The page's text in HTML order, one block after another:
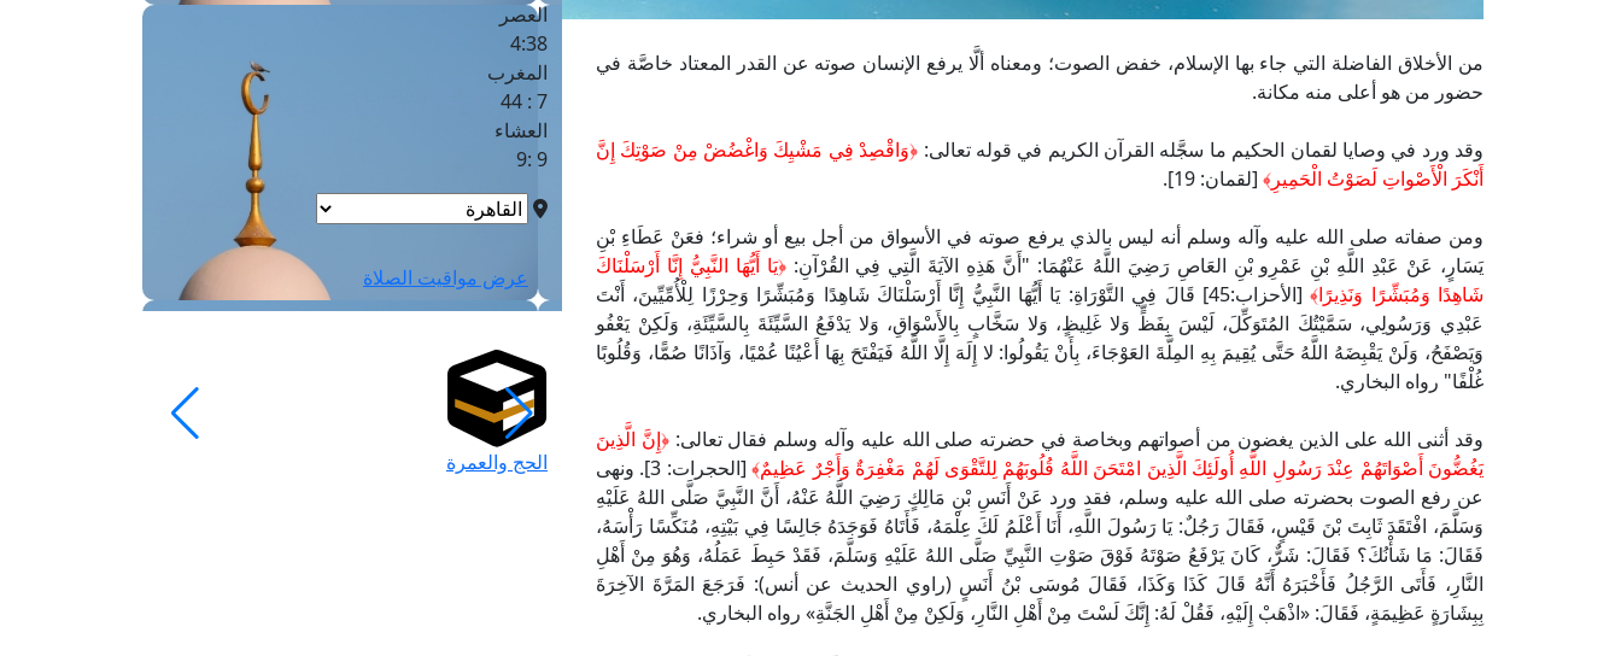
من الأخلاق الفاضلة التي جاء بها الإسلام، خفض الصوت؛ ومعناه ألَّا يرفع الإنسان صوته عن القدر المعتاد خاصَّة في
حضور من هو أعلى منه مكانة.
وقد ورد في وصايا لقمان الحكيم ما سجَّله القرآن الكريم في قوله تعالى: ﴿وَاقْصِدْ فِي مَشْيِكَ وَاغْضُضْ مِنْ صَوْتِكَ إِنَّ
أَنْكَرَ الْأَصْواتِ لَصَوْتُ الْحَمِيرِ﴾ [لقمان: 19].
ومن صفاته صلى الله عليه وآله وسلم أنه ليس بالذي يرفع صوته في الأسواق من أجل بيع أو شراء؛ فعَنْ عَطَاءِ بْنِ
يَسَارٍ، عَنْ عَبْدِ اللَّهِ بْنِ عَمْرِو بْنِ العَاصِ رَضِيَ اللَّهُ عَنْهُمَا: "أَنَّ هَذِهِ الآيَةَ الَّتِي فِي القُرْآنِ:﴿يَا أَيُّهَا النَّبِيُّ إِنَّا أَرْسَلْنَاكَ
شَاهِدًا وَمُبَشِّرًا وَنَذِيرًا﴾
[الأحزاب:45] قَالَ فِي التَّوْرَاةِ: يَا أَيُّهَا النَّبِيُّ إِنَّا أَرْسَلْنَاكَ شَاهِدًا وَمُبَشِّرًا وَحِرْزًا لِلْأُمِّيِّينَ، أَنْتَ
عَبْدِي وَرَسُولِي، سَمَّيْتُكَ المُتَوَكِّلَ، لَيْسَ بِفَظٍّ وَلا غَلِيظٍ، وَلا سَخَّابٍ بِالأَسْوَاقِ، وَلا يَدْفَعُ السَّيِّئَةَ بِالسَّيِّئَةِ، وَلَكِنْ يَعْفُو
وَيَصْفَحُ، وَلَنْ يَقْبِضَهُ اللَّهُ حَتَّى يُقِيمَ بِهِ المِلَّةَ العَوْجَاءَ، بِأَنْ يَقُولُوا: لا إِلَهَ إِلَّا اللَّهُ فَيَفْتَحَ بِهَا أَعْيُنًا عُمْيًا، وَآذَانًا صُمًّا، وَقُلُوبًا
غُلْفًا" رواه البخاري.
وقد أثنى الله على الذين يغضون من أصواتهم وبخاصة في حضرته صلى الله عليه وآله وسلم فقال تعالى:﴿إِنَّ الَّذِينَ
يَغُضُّونَ أَصْوَاتَهُمْ عِنْدَ رَسُولِ اللَّهِ أُولَئِكَ الَّذِينَ امْتَحَنَ اللَّهُ قُلُوبَهُمْ لِلتَّقْوَى لَهُمْ مَغْفِرَةٌ وَأَجْرٌ عَظِيمٌ﴾
[الحجرات: 3]. ونهى
عن رفع الصوت بحضرته صلى الله عليه وسلم، فقد ورد عَنْ أَنَسِ بْنِ مَالِكٍ رَضِيَ اللَّهُ عَنْهُ، أَنَّ النَّبِيَّ صَلَّى اللهُ عَلَيْهِ
وَسَلَّمَ، افْتَقَدَ ثَابِتَ بْنَ قَيْسٍ، فَقَالَ رَجُلٌ: يَا رَسُولَ اللَّهِ، أَنَا أَعْلَمُ لَكَ عِلْمَهُ، فَأَتَاهُ فَوَجَدَهُ جَالِسًا فِي بَيْتِهِ، مُنَكِّسًا رَأْسَهُ،
فَقَالَ: مَا شَأْنُكَ؟ فَقَالَ: شَرٌّ، كَانَ يَرْفَعُ صَوْتَهُ فَوْقَ صَوْتِ النَّبِيِّ صَلَّى اللهُ عَلَيْهِ وَسَلَّمَ، فَقَدْ حَبِطَ عَمَلُهُ، وَهُوَ مِنْ أَهْلِ
النَّارِ، فَأَتَى الرَّجُلُ فَأَخْبَرَهُ أَنَّهُ قَالَ كَذَا وَكَذَا، فَقَالَ مُوسَى بْنُ أَنَسٍ (راوي الحديث عن أنس): فَرَجَعَ المَرَّةَ الآخِرَةَ
بِبِشَارَةٍ عَظِيمَةٍ، فَقَالَ: «اذْهَبْ إِلَيْهِ، فَقُلْ لَهُ: إِنَّكَ لَسْتَ مِنْ أَهْلِ النَّارِ، وَلَكِنْ مِنْ أَهْلِ الجَنَّةِ» رواه البخاري.
العصر
4:38
المغرب
7 : 44
العشاء
9 :9
عرض مواقيت الصلاة
الحج والعمرة